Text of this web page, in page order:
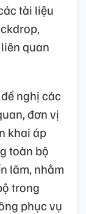
tài liệu
quan
nghị các
đơn vị
khai áp
toàn bộ
lãm, nhằm
trong
phục vụ